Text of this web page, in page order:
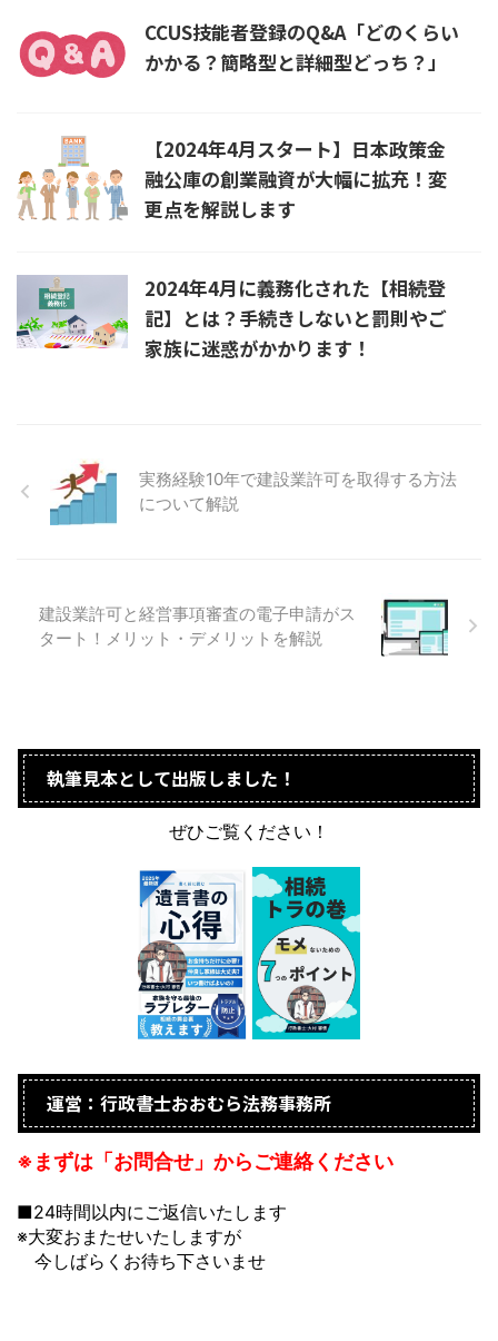
CCUS技能者登録のQ&A「どのくらい
かかる？簡略型と詳細型どっち？」
【2024年4月スタート】日本政策金
融公庫の創業融資が大幅に拡充！変
更点を解説します
2024年4月に義務化された【相続登
記】とは？手続きしないと罰則やご
家族に迷惑がかかります！
実務経験10年で建設業許可を取得する方法
について解説
建設業許可と経営事項審査の電子申請がス
タート！メリット・デメリットを解説
執筆見本として出版しました！
ぜひご覧ください！
運営：行政書士おおむら法務事務所
※まずは「お問合せ」からご連絡ください
■24時間以内にご返信いたします
※大変おまたせいたしますが
今しばらくお待ち下さいませ